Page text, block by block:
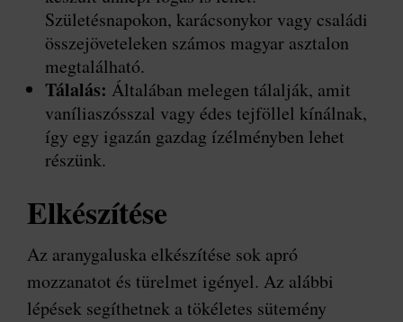
Születésnapokon, karácsonykor vagy családi
összejöveteleken számos magyar asztalon
megtalálható.
Tálalás: Általában melegen tálalják, amit
vaníliaszósszal vagy édes tejföllel kínálnak,
így egy igazán gazdag ízélményben lehet
részünk.
Elkészítése
Az aranygaluska elkészítése sok apró
mozzanatot és türelmet igényel. Az alábbi
lépések segíthetnek a tökéletes sütemény